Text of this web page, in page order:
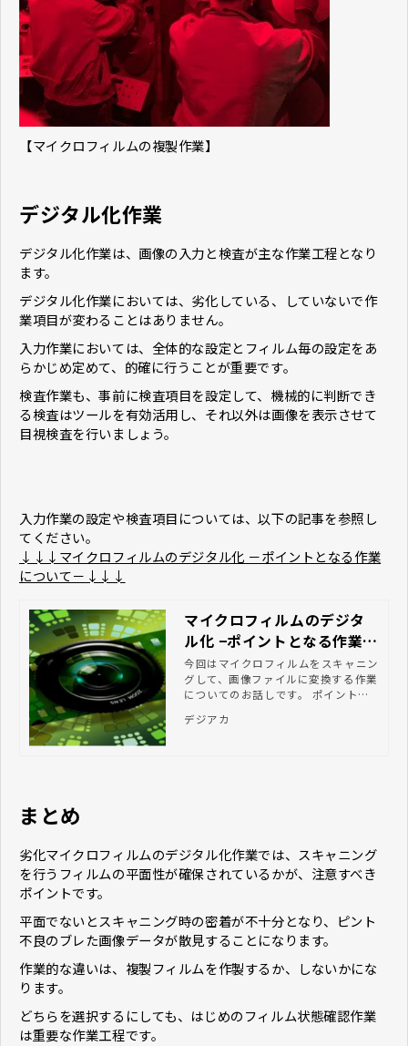
【マイクロフィルムの複製作業】
デジタル化作業
デジタル化作業は、画像の入力と検査が主な作業工程となり
ます。
デジタル化作業においては、劣化している、していないで作
業項目が変わることはありません。
入力作業においては、全体的な設定とフィルム毎の設定をあ
らかじめ定めて、的確に行うことが重要です。
検査作業も、事前に検査項目を設定して、機械的に判断でき
る検査はツールを有効活用し、それ以外は画像を表示させて
目視検査を行いましょう。
入力作業の設定や検査項目については、以下の記事を参照し
てください。
↓↓↓マイクロフィルムのデジタル化 －ポイントとなる作業
について－↓↓↓
マイクロフィルムのデジタ
ル化 −ポイントとなる作業に
ついて−
今回はマイクロフィルムをスキャニン
グして、画像ファイルに変換する作業
についてのお話しです。 ポイントと
説明させていただきました。
デジアカ
まとめ
劣化マイクロフィルムのデジタル化作業では、スキャニング
を行うフィルムの平面性が確保されているかが、注意すべき
ポイントです。
平面でないとスキャニング時の密着が不十分となり、ピント
不良のブレた画像データが散見することになります。
作業的な違いは、複製フィルムを作製するか、しないかにな
ります。
どちらを選択するにしても、はじめのフィルム状態確認作業
は重要な作業工程です。